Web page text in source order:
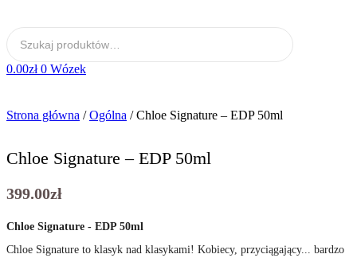
0.00zł 0 Wózek
Strona główna /Ogólna / Chloe Signature – EDP 50ml
Chloe Signature – EDP 50ml
399.00zł
Chloe Signature - EDP 50ml
Chloe Signature to klasyk nad klasykami! Kobiecy, przyciągający... bardzo